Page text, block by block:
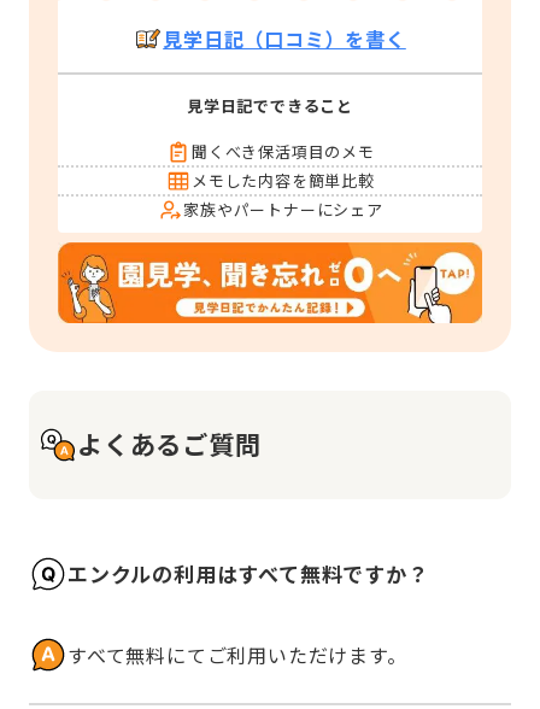
見学日記（口コミ）を書く
見学日記でできること
聞くべき保活項目のメモ
メモした内容を簡単比較
家族やパートナーにシェア
よくあるご質問
エンクルの利用はすべて無料ですか？
すべて無料にてご利用いただけます。